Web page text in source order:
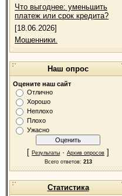
Что выгоднее: уменьшить
платеж или срок кредита?
[18.06.2026]
Мошенники.
Наш опрос
Оцените наш сайт
Отлично
Хорошо
Неплохо
Плохо
Ужасно
[ Результаты · Архив опросов ]
Всего ответов: 213
Статистика